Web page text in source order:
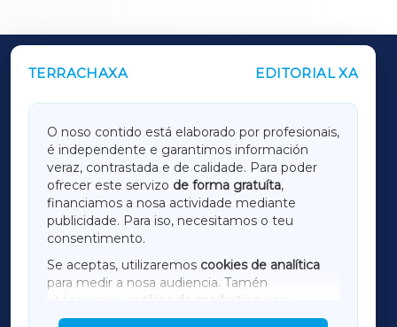
TERRACHAXA EDITORIAL XA
O noso contido está elaborado por profesionais,
é independente e garantimos información
veraz, contrastada e de calidade. Para poder
ofrecer este servizo de forma gratuíta,
financiamos a nosa actividade mediante
publicidade. Para iso, necesitamos o teu
consentimento.
Se aceptas, utilizaremos cookies de analítica
para medir a nosa audiencia. Tamén
utilizaremos
cookies de marketing
mostrar publicidade de terceiros.
OUTROS PERIÓDICOS
LUGOXA
TERRACHAXA
AMARIÑAXA